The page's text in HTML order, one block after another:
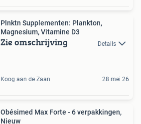
Plnktn Supplementen: Plankton,
Magnesium, Vitamine D3
Zie omschrijving Details
Koog aan de Zaan 28 mei 26
Obésimed Max Forte - 6 verpakkingen,
Nieuw